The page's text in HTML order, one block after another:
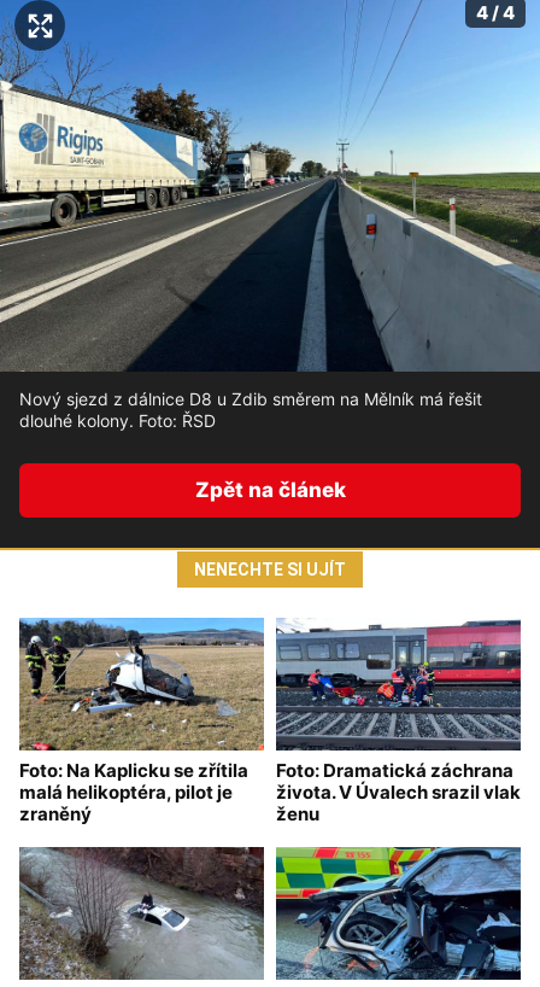
4 / 4
Nový sjezd z dálnice D8 u Zdib směrem na Mělník má řešit
dlouhé kolony. Foto: ŘSD
Zpět na článek
NENECHTE SI UJÍT
Foto: Na Kaplicku se zřítila
malá helikoptéra, pilot je
zraněný
Foto: Dramatická záchrana
života. V Úvalech srazil vlak
ženu